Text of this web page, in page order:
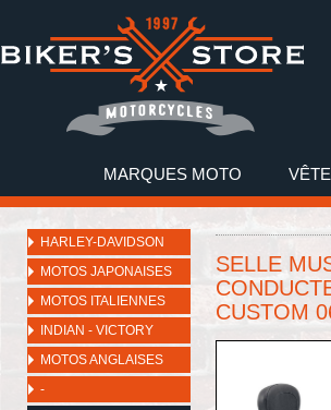
MARQUES MOTO
HARLEY-DAVIDSON
MOTOS JAPONAISES
MOTOS ITALIENNES
INDIAN - VICTORY
MOTOS ANGLAISES
-
SELLE
CUSTOM